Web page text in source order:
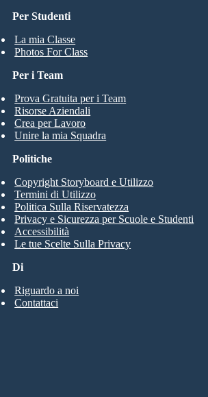
Per Studenti
La mia Classe
Photos For Class
Per i Team
Prova Gratuita per i Team
Risorse Aziendali
Crea per Lavoro
Unire la mia Squadra
Di
Riguardo a noi
Contattaci
Politiche
Copyright Storyboard e Utilizzo
Termini di Utilizzo
Politica Sulla Riservatezza
Privacy e Sicurezza per Scuole e Studenti
Accessibilità
Le tue Scelte Sulla Privacy